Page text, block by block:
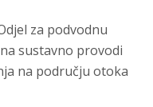
za podvodnu
sustavno provodi
na području otoka